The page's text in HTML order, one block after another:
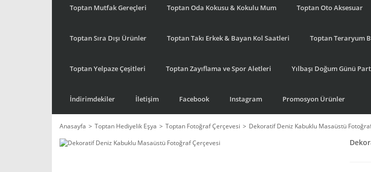
Toptan Mutfak Gereçleri Toptan Oda Kokusu & Kokulu Mum Toptan Oto Aksesuar
Toptan Sıra Dışı Ürünler Toptan Takı Erkek & Bayan Kol Saatleri Toptan Teraryum
Toptan Yelpaze Çeşitleri Toptan Zayıflama ve Spor Aletleri Yılbaşı Doğum Günü
İndirimdekiler İletişim Facebook Instagram Promosyon Ürünler
Anasayfa Toptan Hediyelik Eşya Toptan Fotoğraf Çerçevesi Dekoratif Deniz Kabuklu Masaüstü